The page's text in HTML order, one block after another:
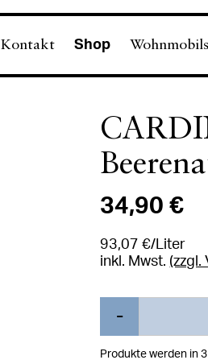
Kontakt Shop
34,90 €
93,07 €/Liter
inkl. Mwst. (zzgl.
-
Produkte werden in